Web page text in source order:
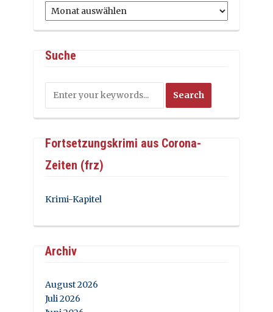
Archiv
Suche
Fortsetzungskrimi aus Corona-
Zeiten (frz)
Krimi-Kapitel
Archiv
August 2026
Juli 2026